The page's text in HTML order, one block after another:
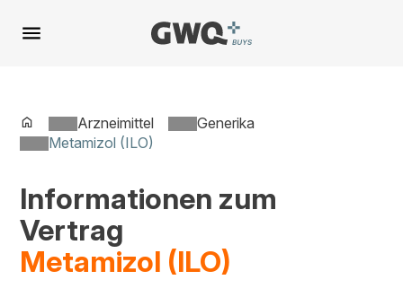
Spring
zu
Arzneimittel
Generika
Metamizol (ILO)
Informationen zum
Vertrag
Metamizol (ILO)